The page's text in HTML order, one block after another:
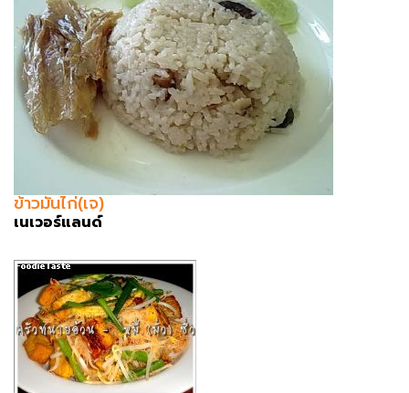
ข้าวมันไก่(เจ)
เนเวอร์แลนด์